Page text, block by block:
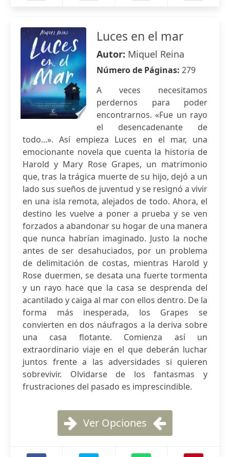
Luces en el mar
Autor: Miquel Reina
Número de Páginas: 279
A veces necesitamos
perdernos para poder
encontrarnos. «Fue un rayo
el desencadenante de
todo...». Así empieza Luces en el mar, una
emocionante novela que cuenta la historia de
Harold y Mary Rose Grapes, un matrimonio
que, tras la trágica muerte de su hijo, dejó a un
lado sus sueños de juventud y se resignó a vivir
en una isla remota, alejados de todo. Ahora, el
destino les vuelve a poner a prueba y se ven
forzados a abandonar su hogar de una manera
que nunca habrían imaginado. Justo la noche
antes de ser desahuciados, por un problema
de delimitación de costas, mientras Harold y
Rose duermen, se desata una fuerte tormenta
y un rayo hace que la casa se desprenda del
acantilado y caiga al mar con ellos dentro. De la
forma más inesperada, los Grapes se
convierten en dos náufragos a la deriva sobre
una casa flotante. Comienza así un
extraordinario viaje en el que deberán luchar
juntos frente a las adversidades si quieren
sobrevivir. Olvidarse de los fantasmas y
frustraciones del pasado es imprescindible.
Ver Opciones